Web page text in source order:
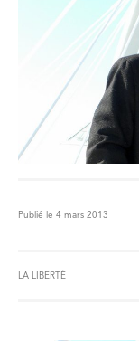
Publié le 4 mars 2013
LA LIBERTÉ